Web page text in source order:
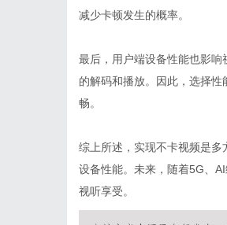
减少卡顿发生的概率。
最后，用户端设备性能也影
的解码和播放。因此，选择
畅。
综上所述，实现不卡视频是
设备性能。未来，随着5G、
视听享受。